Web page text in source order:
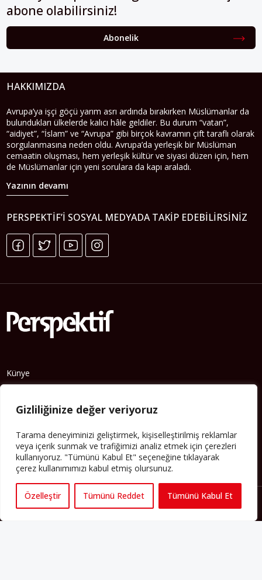
Gizliliğinize değer veriyoruz
Tarama deneyiminizi geliştirmek, kişiselleştirilmiş reklamlar
veya içerik sunmak ve trafiğimizi analiz etmek için çerezleri
kullanıyoruz. "Tümünü Kabul Et" seçeneğine tıklayarak
çerez kullanımımızı kabul etmiş olursunuz.
Özelleştir Tümünü Reddet Tümünü Kabul Et
Abonelik
HAKKIMIZDA
bulundukları ülkelerde kalıcı hâle geldiler. Bu durum “vatan”,
“aidiyet”, “İslam” ve “Avrupa” gibi birçok kavramın çift taraflı olarak
sorgulanmasına neden oldu. Avrupa’da yerleşik bir Müslüman
cemaatin oluşması, hem yerleşik kültür ve siyasi düzen için, hem
de Müslümanlar için yeni sorulara da kapı araladı.
Yazının devamı
Yorum Kuralları
İletişim
İş İlanları
Erişilebilirlik
görsellerin tüm hakları Perspektif web sitesine aittir. İzin
alınmadan ve kaynak gösterilmeden iktibas edilemez. Ayrıca